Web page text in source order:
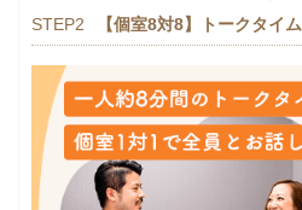
STEP2 【個室8対8】トークタイム